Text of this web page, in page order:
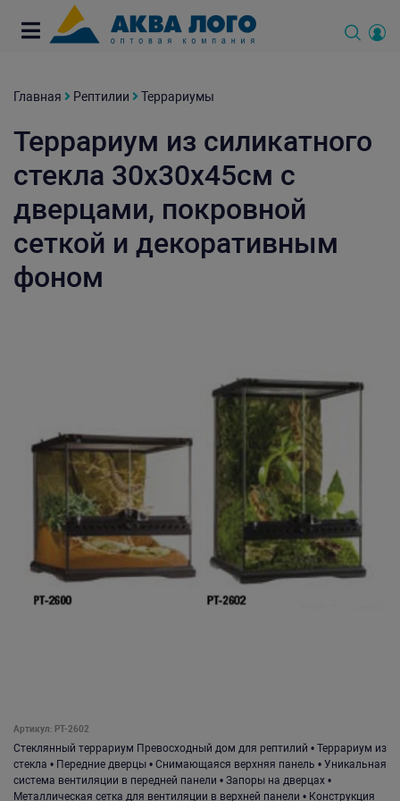
Главная Рептилии Террариумы
Террариум из силикатного
стекла 30х30х45см с
дверцами, покровной
сеткой и декоративным
фоном
Артикул: PT-2602
Стеклянный террариум Превосходный дом для рептилий • Террариум из
стекла • Передние дверцы • Снимающаяся верхняя панель • Уникальная
система вентиляции в передней панели • Запоры на дверцах •
Металлическая сетка для вентиляции в верхней панели • Конструкция